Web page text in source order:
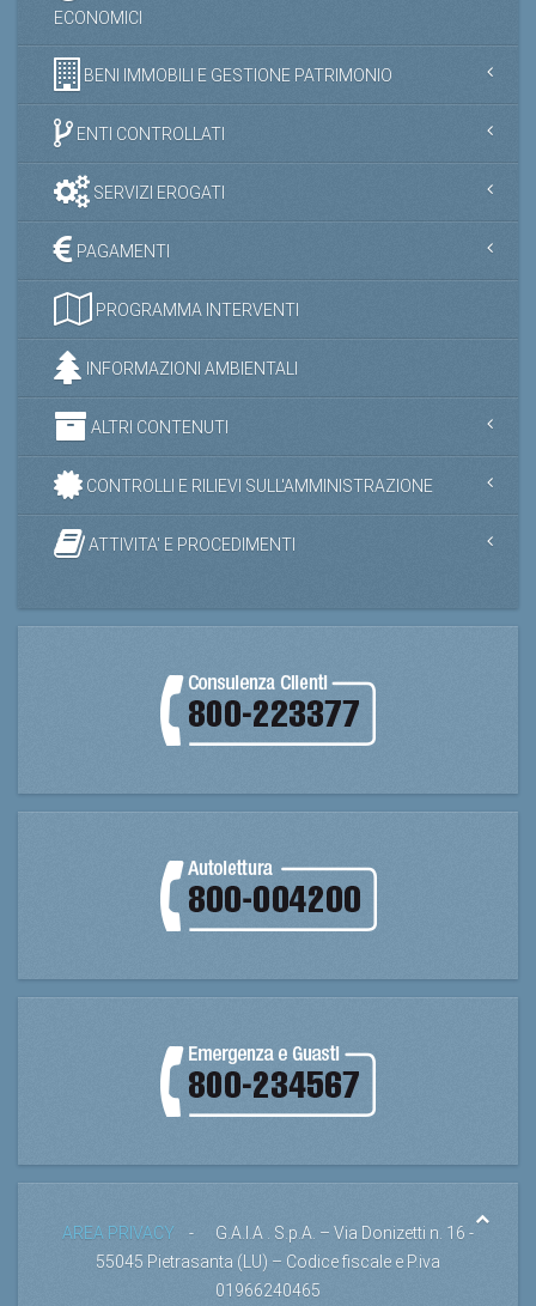
ECONOMICI
BENI IMMOBILI E GESTIONE PATRIMONIO
ENTI CONTROLLATI
SERVIZI EROGATI
PAGAMENTI
PROGRAMMA INTERVENTI
INFORMAZIONI AMBIENTALI
ALTRI CONTENUTI
CONTROLLI E RILIEVI SULL'AMMINISTRAZIONE
ATTIVITA' E PROCEDIMENTI
AREA PRIVACY - G.A.I.A . S.p.A. – Via Donizetti n. 16 -
55045 Pietrasanta (LU) – Codice fiscale e P.iva
01966240465